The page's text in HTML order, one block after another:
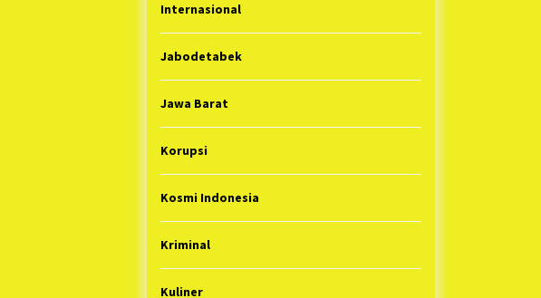
Internasional
Jabodetabek
Jawa Barat
Korupsi
Kosmi Indonesia
Kriminal
Kuliner